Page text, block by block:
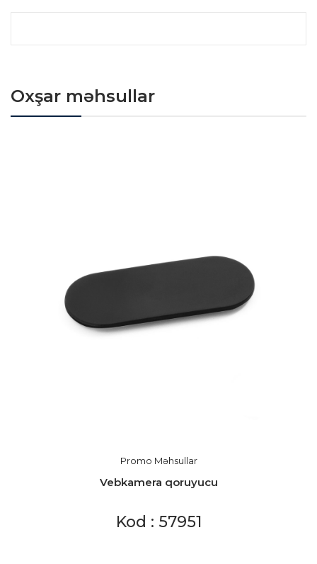
Oxşar məhsullar
Promo Məhsullar
Vebkamera qoruyucu
Kod : 57951